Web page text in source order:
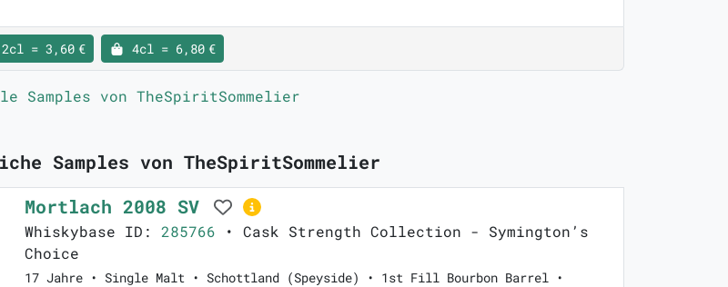
2cl = 3,60 € 4cl = 6,80 €
Samples von TheSpiritSommelier
Samples von TheSpiritSommelier
Mortlach 2008 SV
Whiskybase ID: 285766 • Cask Strength Collection - Symington’s
Choice
17 Jahre • Single Malt • Schottland (Speyside) • 1st Fill Bourbon Barrel •